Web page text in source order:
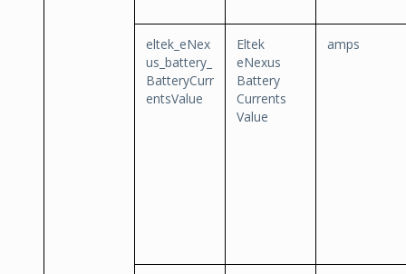
eltek_eNex
us_battery_
BatteryCurr
entsValue
Eltek
eNexus
Battery
Currents
Value
amps